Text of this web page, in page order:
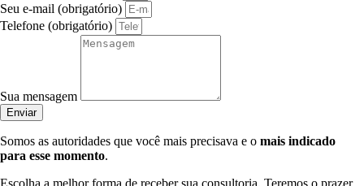
Seu e-mail (obrigatório)
Telefone (obrigatório)
Sua mensagem
Enviar
Somos as autoridades que você mais precisava e o mais indicado
para esse momento.
Escolha a melhor forma de receber sua consultoria. Teremos o prazer